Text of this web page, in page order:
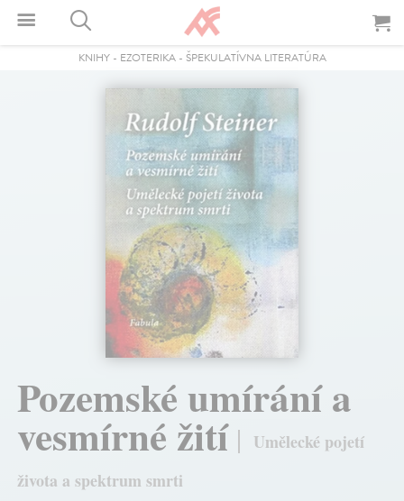
KNIHY- EZOTERIKA- ŠPEKULATÍVNA LITERATÚRA
Pozemské umírání a
vesmírné žití
Umělecké pojetí
života a spektrum smrti